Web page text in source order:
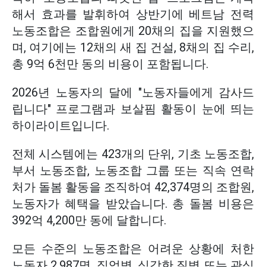
해서 효과를 발휘하여 상반기에 베트남 전력
노동조합은 조합원에게 20채의 집을 지원했으
며, 여기에는 12채의 새 집 건설, 8채의 집 수리,
총 9억 6천만 동의 비용이 포함됩니다.
2026년 노동자의 달에 "노동자들에게 감사드
립니다" 프로그램과 보살핌 활동이 눈에 띄는
하이라이트입니다.
전체 시스템에는 423개의 단위, 기초 노동조합,
부서 노동조합, 노동조합 그룹 또는 직속 연락
처가 돌봄 활동을 조직하여 42,374명의 조합원,
노동자가 혜택을 받았습니다. 총 돌봄 비용은
392억 4,200만 동에 달합니다.
모든 수준의 노동조합은 어려운 상황에 처한